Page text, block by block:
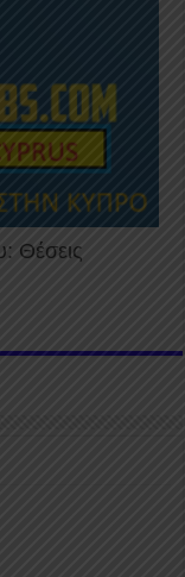
Θέσεις